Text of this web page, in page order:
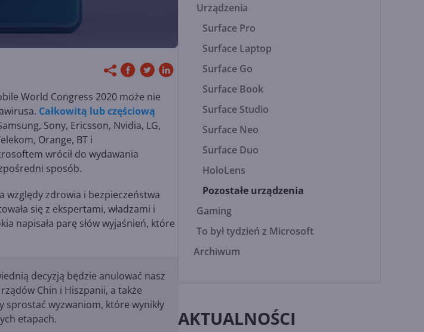
World Congress 2020 może nie
Całkowitą lub częściową
Sony, Ericsson, Nvidia, LG,
Orange, BT i
wrócił do wydawania
sposób.
względy zdrowia i bezpieczeństwa
się z ekspertami, władzami i
napisała parę słów wyjaśnień, które
decyzją będzie anulować nasz
Chin i Hiszpanii, a także
wyzwaniom, które wynikły
etapach.
Urządzenia
Surface Pro
Surface Laptop
Surface Go
Surface Book
Surface Studio
Surface Neo
Surface Duo
HoloLens
Pozostałe urządzenia
Gaming
To był tydzień z Microsoft
Archiwum
AKTUALNOŚCI